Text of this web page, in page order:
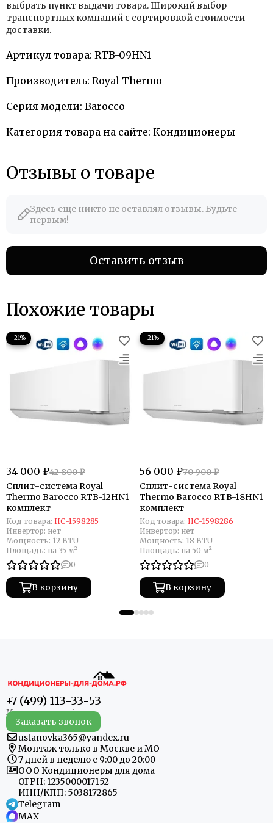
выбрать пункт выдачи товара. Широкий выбор
транспортных компаний с сортировкой стоимости
доставки.
Артикул товара: RTB-09HN1
Производитель: Royal Thermo
Серия модели: Barocco
Категория товара на сайте: Кондиционеры
Отзывы о товаре
Здесь еще никто не оставлял отзывы. Будьте
первым!
Оставить отзыв
Похожие товары
−21%
34 000 ₽42 800 ₽
Сплит-система Royal
Thermo Barocco RTB-12HN1
комплект
Код товара: НС-1598285
Инвертор: нет
Мощность: 12 BTU
Площадь: на 35 м²
0
В корзину
−21%
56 000 ₽70 900 ₽
Сплит-система Royal
Thermo Barocco RTB-18HN1
комплект
Код товара: НС-1598286
Инвертор: нет
Мощность: 18 BTU
Площадь: на 50 м²
0
В корзину
+7 (499) 113-33-53
Заказать звонок
ustanovka365@yandex.ru
Монтаж только в Москве и МО
7 дней в неделю с 9:00 до 20:00
ООО Кондиционеры для дома
ОГРН: 1235000017152
ИНН/КПП: 5038172865
Telegram
MAX